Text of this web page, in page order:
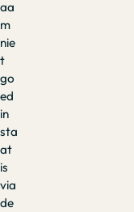
aa
m
nie
t
go
ed
in
sta
at
is
via
de